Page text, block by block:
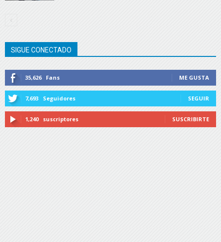
SIGUE CONECTADO
35,626 Fans ME GUSTA
7,693 Seguidores SEGUIR
1,240 suscriptores SUSCRIBIRTE